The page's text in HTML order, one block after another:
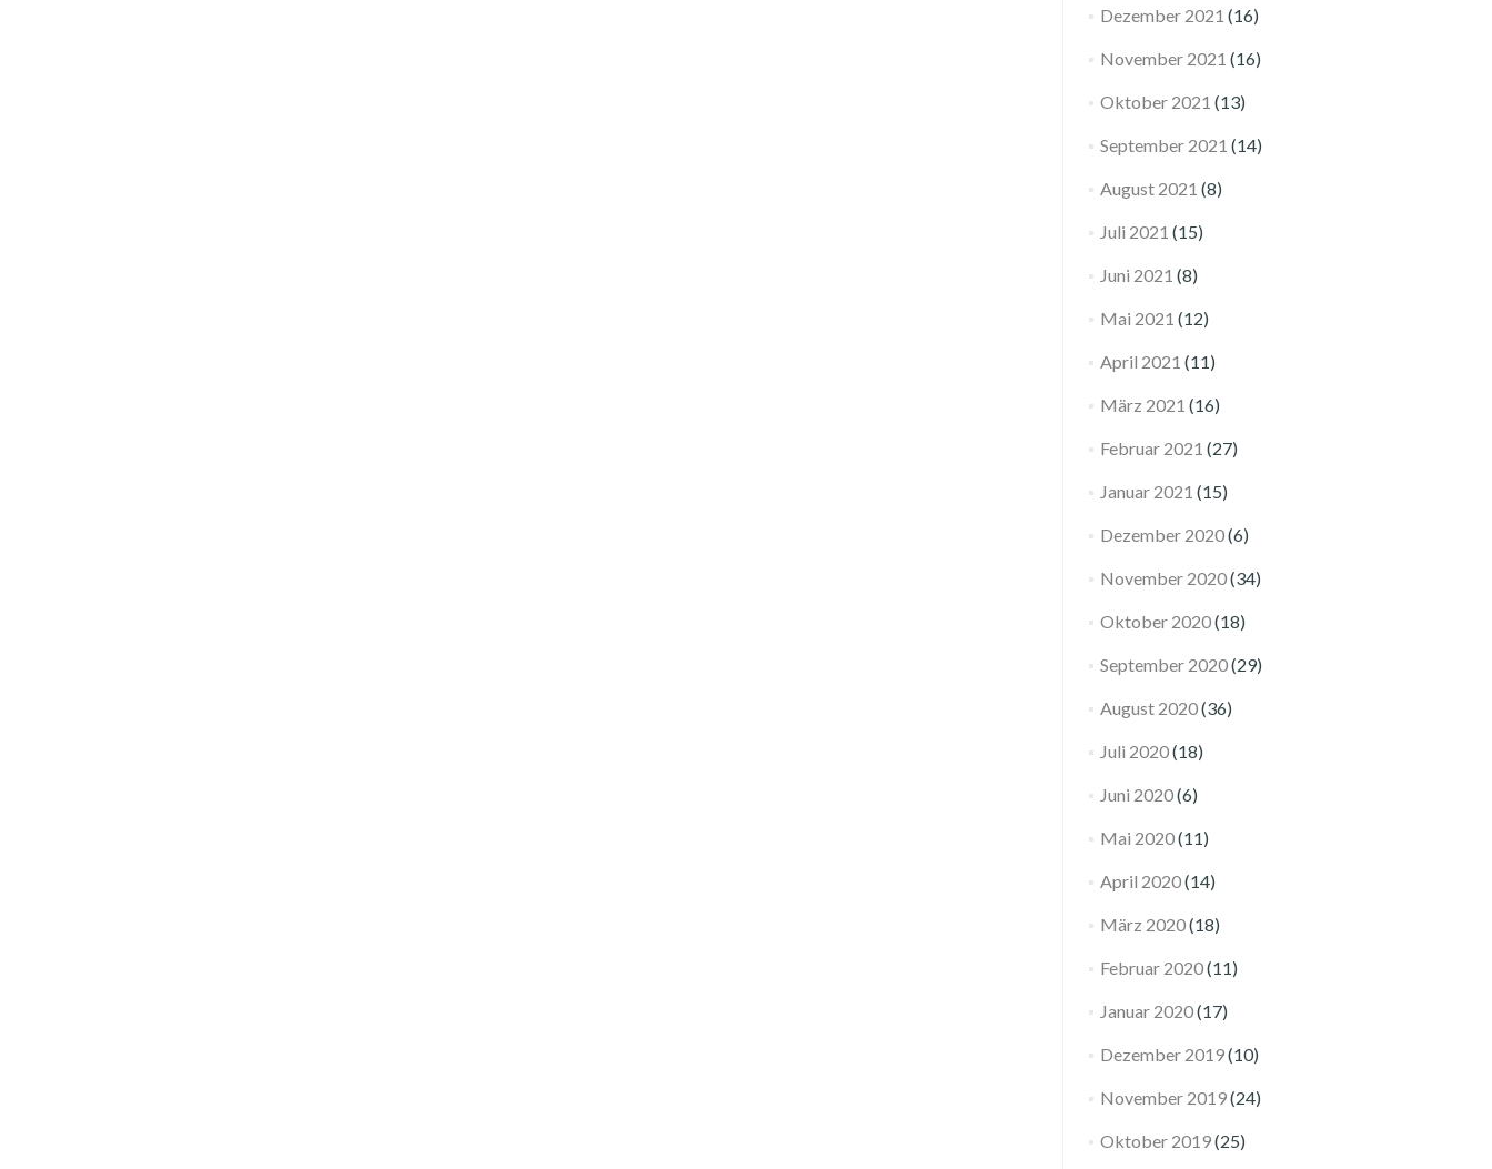
Dezember 2021 (16)
November 2021 (16)
Oktober 2021 (13)
September 2021 (14)
August 2021 (8)
Juli 2021 (15)
Juni 2021 (8)
Mai 2021 (12)
April 2021 (11)
März 2021 (16)
Februar 2021 (27)
Januar 2021 (15)
Dezember 2020(6)
November 2020(34)
Oktober 2020(18)
September 2020(29)
August 2020(36)
Juli 2020(18)
Juni 2020(6)
Mai 2020(11)
April 2020(14)
März 2020(18)
Februar 2020(11)
Januar 2020(17)
Dezember 2019(10)
November 2019(24)
Oktober 2019(25)